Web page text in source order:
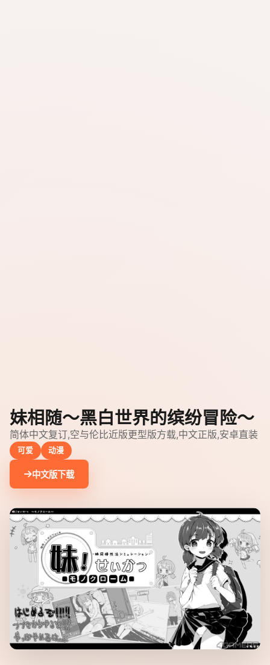
妹相随～黑白世界的缤纷冒险～
简体中文复订,空与伦比近版更型版方载,中文正版,安卓直装
可爱 动漫
中文版下载